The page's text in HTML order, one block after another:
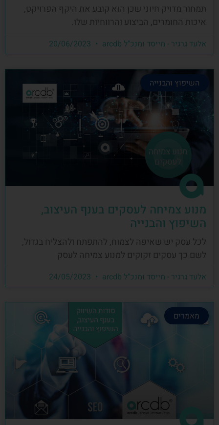
תמחור מדויק חיוני שכן הוא קובע את היקף הפרויקט,
איכות החומרים, הביצוע והרווחיות שלו.
אלעד גרגיר - מייסד ומנכ"ל arcdb
השיפוץ והבנייה
מנוע צמיחה לעסקים בענף העיצוב,
השיפוץ והבנייה
לכל עסק יש שאיפה לצמוח, להתפתח ולהצליח בגדול,
לשם כך עסקים זקוקים למנוע צמיחה לעסק
אלעד גרגיר - מייסד ומנכ"ל arcdb
מאמרים